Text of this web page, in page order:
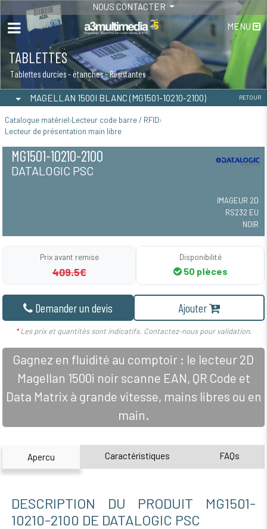
NOUS CONTACTER
MENU
TABLETTES
Tablettes durcies - étanches - Résistantes
MAGELLAN 1500I BLANC (MG1501-10210-2100) RETOUR
Catalogue matériel Lecteur code barre / RFID
Lecteur de présentation main libre
MG1501-10210-2100
DATALOGIC PSC
IMAGEUR 2D
RS232 EU
NOIR
Prix avant remise
409.5€
Disponibilité
50 pièces
Demander un devis Ajouter
*Les prix et quantités sont indicatifs. Contactez-nous pour validation.
Gagnez en fluidité au comptoir : le lecteur 2D
Magellan 1500i noir scanne EAN, QR Code et
Data Matrix à grande vitesse, mains libres ou en
main.
Apercu Caractéristiques FAQs
DESCRIPTION DU PRODUIT MG1501-
10210-2100 DE DATALOGIC PSC